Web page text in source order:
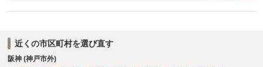
はありません。労働金庫には、書面決議への同意について確認や根回
います。個人再生の経験豊富な弁護士へ相談されればよいと思いま
す。
近くの市区町村を選び直す
阪神 (神戸市外)